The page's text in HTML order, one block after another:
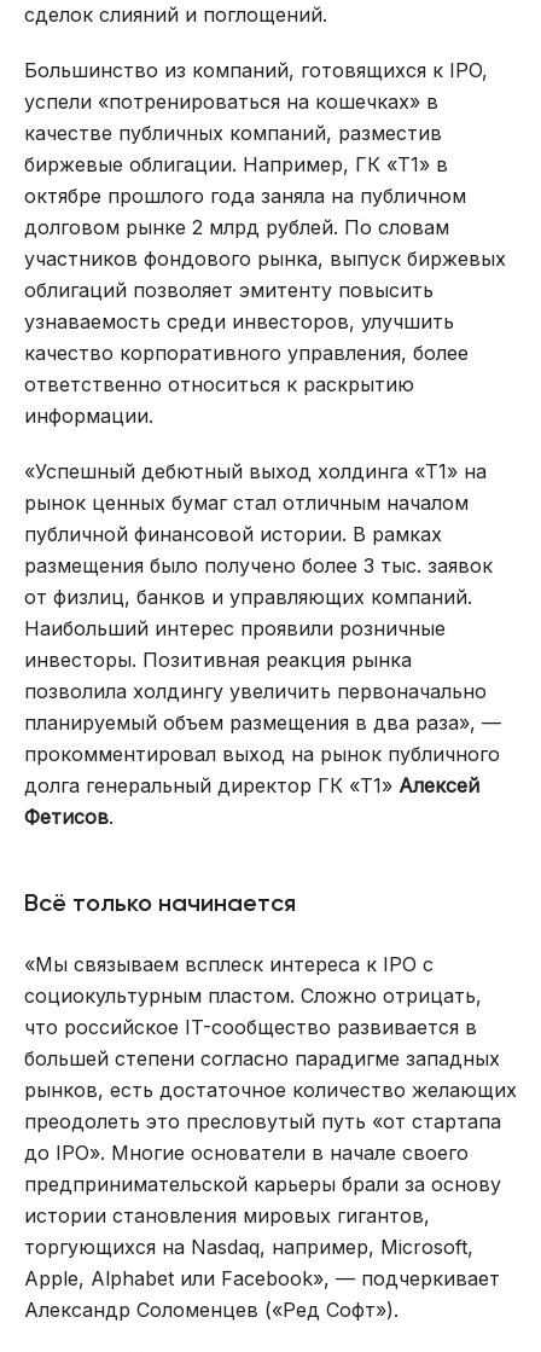
сделок слияний и поглощений.
Большинство из компаний, готовящихся к IPO,
успели «потренироваться на кошечках» в
качестве публичных компаний, разместив
биржевые облигации. Например, ГК «Т1» в
октябре прошлого года заняла на публичном
долговом рынке 2 млрд рублей. По словам
участников фондового рынка, выпуск биржевых
облигаций позволяет эмитенту повысить
узнаваемость среди инвесторов, улучшить
качество корпоративного управления, более
ответственно относиться к раскрытию
информации.
«Успешный дебютный выход холдинга «Т1» на
рынок ценных бумаг стал отличным началом
публичной финансовой истории. В рамках
размещения было получено более 3 тыс. заявок
от физлиц, банков и управляющих компаний.
Наибольший интерес проявили розничные
инвесторы. Позитивная реакция рынка
позволила холдингу увеличить первоначально
планируемый объем размещения в два раза», —
прокомментировал выход на рынок публичного
долга генеральный директор ГК «Т1» Алексей
Фетисов.
Всё только начинается
«Мы связываем всплеск интереса к IPO с
социокультурным пластом. Сложно отрицать,
что российское IT-сообщество развивается в
большей степени согласно парадигме западных
рынков, есть достаточное количество желающих
преодолеть это пресловутый путь «от стартапа
до IPO». Многие основатели в начале своего
предпринимательской карьеры брали за основу
истории становления мировых гигантов,
торгующихся на Nasdaq, например, Microsoft,
Apple, Alphabet или Facebook», — подчеркивает
Александр Соломенцев («Ред Софт»).